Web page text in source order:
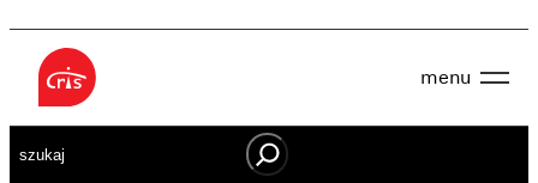
Przejdź
treści
menu
Aktualności
OWES
Szukaj